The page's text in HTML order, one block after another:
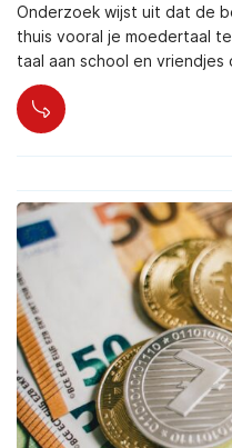
Onderzoek wijst uit dat de
thuis vooral je moedertaal
taal aan school en